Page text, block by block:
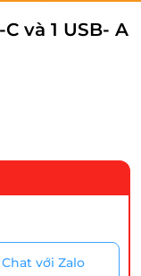
và 1 USB- A
Chat với Zalo